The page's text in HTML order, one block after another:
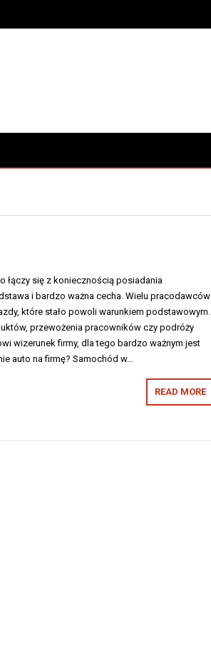
w układzie zasilania i zapłonu
łączy się z koniecznością posiadania
i bardzo ważna cecha. Wielu pracodawców
które stało powoli warunkiem podstawowym.
przewożenia pracowników czy podróży
wizerunek firmy, dla tego bardzo ważnym jest
auto na firmę? Samochód w…
READ MORE